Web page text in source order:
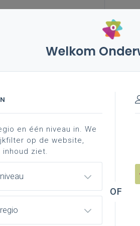
vademecum zorgbreed en
rol van het team
Welkom
en één niveau in. We
op de website,
ziet.